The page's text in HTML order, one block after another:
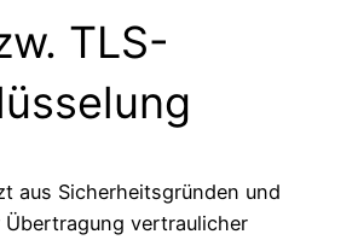
TLS-
aus Sicherheitsgründen und
Übertragung vertraulicher